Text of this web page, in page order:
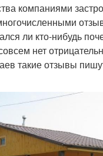
компаниями
ли кто-нибудь
нет
такие отзывы